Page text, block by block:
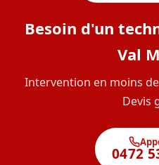
Besoin d'un
Val
Intervention en moins
Devis
0472